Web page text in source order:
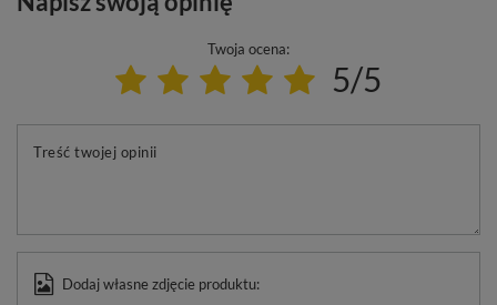
Twoja ocena:
5/5
Treść twojej opinii
Dodaj własne zdjęcie produktu: